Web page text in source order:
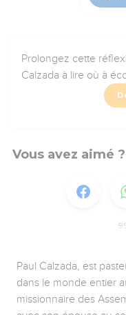
Prolongez cette
Calzada à lire où à
Vous avez aimé
Paul Calzada, est
dans le monde entier
missionnaire des